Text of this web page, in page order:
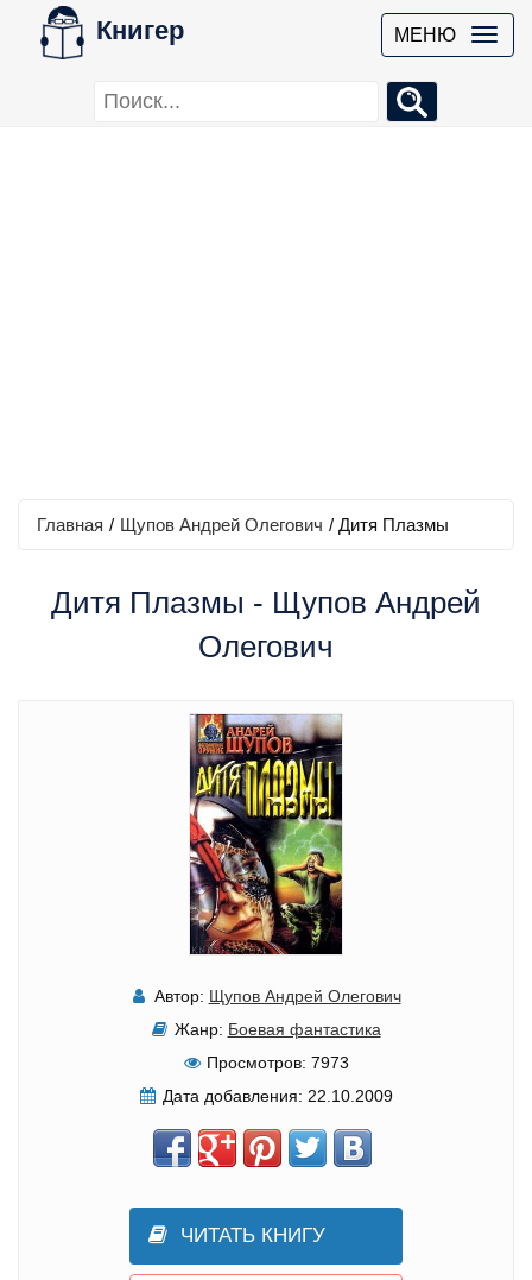
Книгер МЕНЮ
Главная / Щупов Андрей Олегович / Дитя Плазмы
Дитя Плазмы - Щупов Андрей
Олегович
Автор: Щупов Андрей Олегович
Жанр: Боевая фантастика
Просмотров: 7973
Дата добавления: 22.10.2009
ЧИТАТЬ КНИГУ